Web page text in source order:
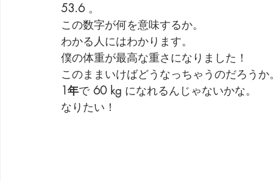
劇団 Avan 劇伴が出来るまでを追ったドキュメンタリー
53.6 。
この数字が何を意味するか。
わかる人にはわかります。
僕の体重が最高な重さになりました！
このままいけばどうなっちゃうのだろうか
1年で 60 kg になれるんじゃないかな。
なりたい！